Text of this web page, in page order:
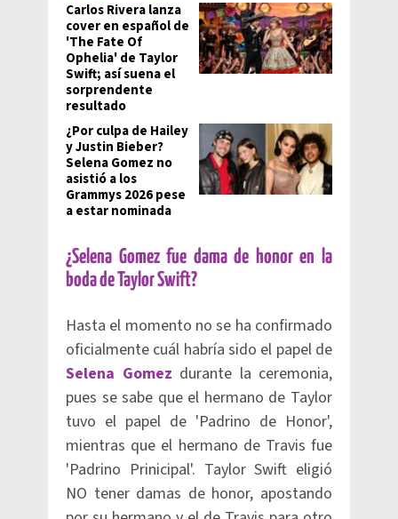
Carlos Rivera lanza
cover en español de
'The Fate Of
Ophelia' de Taylor
Swift; así suena el
sorprendente
resultado
¿Por culpa de Hailey
y Justin Bieber?
Selena Gomez no
asistió a los
Grammys 2026 pese
a estar nominada
¿Selena Gomez fue dama de honor en la
boda de Taylor Swift?
Hasta el momento no se ha confirmado
oficialmente cuál habría sido el papel de
Selena Gomez durante la ceremonia,
pues se sabe que el hermano de Taylor
tuvo el papel de 'Padrino de Honor',
mientras que el hermano de Travis fue
'Padrino Prinicipal'. Taylor Swift eligió
NO tener damas de honor, apostando